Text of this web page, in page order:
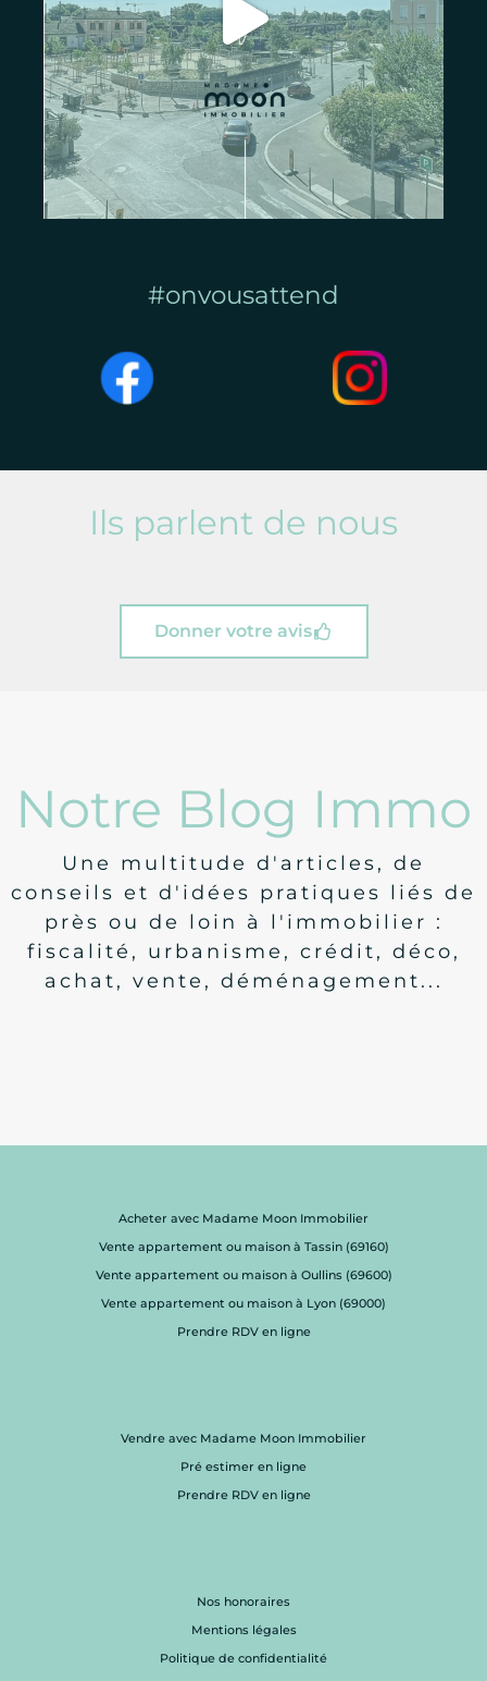
#onvousattend
Ils parlent de nous
Donner votre avis
Notre Blog Immo
Une multitude d'articles, de
conseils et d'idées pratiques liés de
près ou de loin à l'immobilier :
fiscalité, urbanisme, crédit, déco,
achat, vente, déménagement...
Acheter avec Madame Moon Immobilier
Vente appartement ou maison à Tassin (69160)
Vente appartement ou maison à Oullins (69600)
Vente appartement ou maison à Lyon (69000)
Prendre RDV en ligne
Vendre avec Madame Moon Immobilier
Pré estimer en ligne
Prendre RDV en ligne
Nos honoraires
Mentions légales
Politique de confidentialité